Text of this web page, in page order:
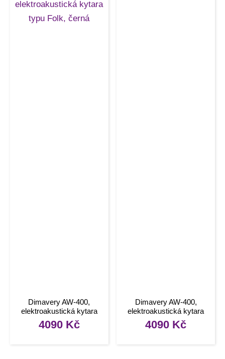
Dimavery AW-400,
elektroakustická kytara
typu Folk, černá
4090 Kč
Dimavery AW-400,
elektroakustická kytara
typu Folk, přírodní
4090 Kč